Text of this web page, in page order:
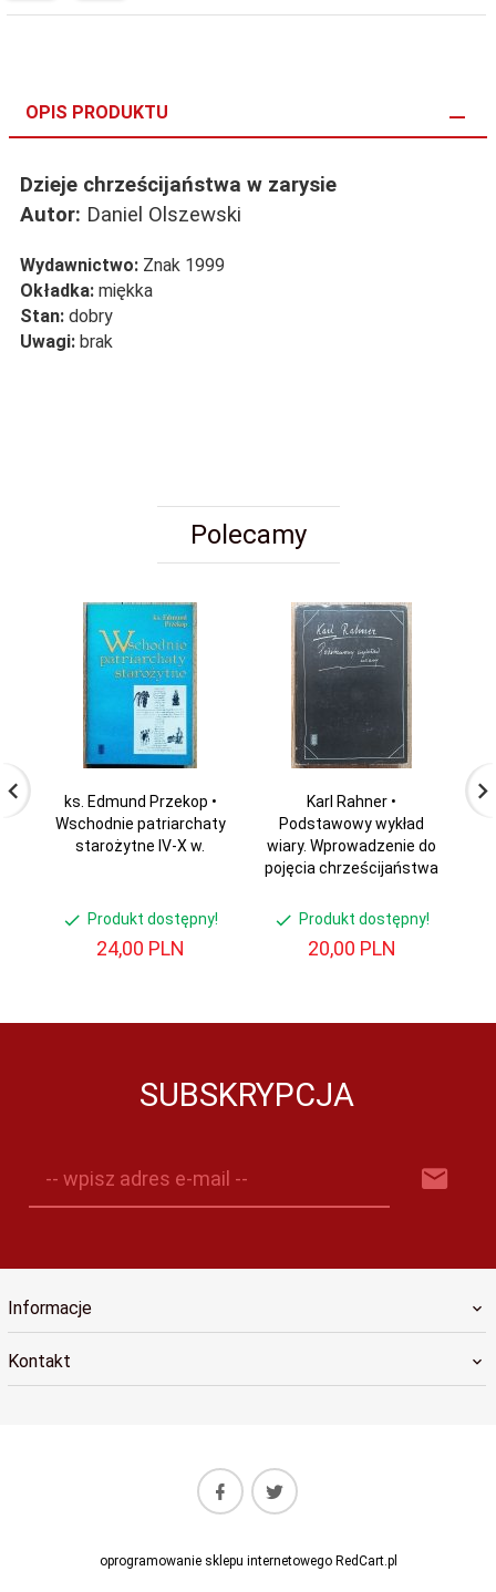
OPIS PRODUKTU
Dzieje chrześcijaństwa w zarysie
Autor: Daniel Olszewski
Wydawnictwo: Znak 1999
Okładka: miękka
Stan: dobry
Uwagi: brak
Polecamy
ks. Edmund Przekop •
Wschodnie patriarchaty
starożytne IV-X w.
Produkt dostępny!
24,00 PLN
Karl Rahner •
Podstawowy wykład
wiary. Wprowadzenie do
pojęcia chrześcijaństwa
Produkt dostępny!
20,00 PLN
SUBSKRYPCJA
-- wpisz adres e-mail --
Informacje
Kontakt
oprogramowanie sklepu internetowegoRedCart.pl